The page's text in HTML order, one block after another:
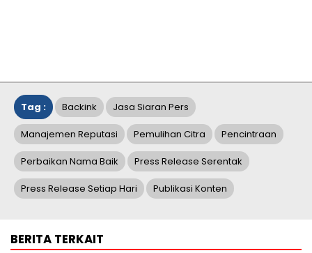
Tag : Backink Jasa Siaran Pers
Manajemen Reputasi Pemulihan Citra Pencintraan
Perbaikan Nama Baik Press Release Serentak
Press Release Setiap Hari Publikasi Konten
BERITA TERKAIT